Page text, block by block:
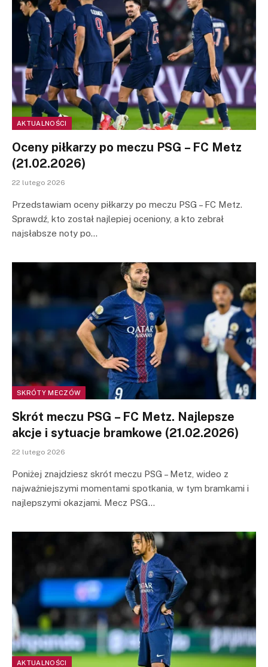
AKTUALNOŚCI
Oceny piłkarzy po meczu PSG – FC Metz
(21.02.2026)
22 lutego 2026
Przedstawiam oceny piłkarzy po meczu PSG – FC Metz.
Sprawdź, kto został najlepiej oceniony, a kto zebrał
najsłabsze noty po…
SKRÓTY MECZÓW
Skrót meczu PSG – FC Metz. Najlepsze
akcje i sytuacje bramkowe (21.02.2026)
22 lutego 2026
Poniżej znajdziesz skrót meczu PSG – Metz, wideo z
najważniejszymi momentami spotkania, w tym bramkami i
najlepszymi okazjami. Mecz PSG…
AKTUALNOŚCI